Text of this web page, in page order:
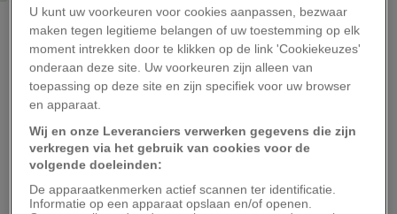
U kunt uw voorkeuren voor cookies aanpassen, bezwaar
maken tegen legitieme belangen of uw toestemming op elk
moment intrekken door te klikken op de link 'Cookiekeuzes'
onderaan deze site. Uw voorkeuren zijn alleen van
toepassing op deze site en zijn specifiek voor uw browser
en apparaat.
Wij en onze Leveranciers verwerken gegevens die zijn
verkregen via het gebruik van cookies voor de
volgende doeleinden:
De apparaatkenmerken actief scannen ter identificatie.
Informatie op een apparaat opslaan en/of openen.